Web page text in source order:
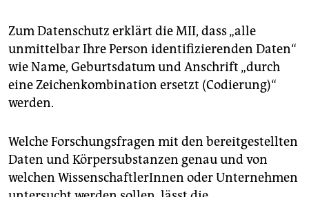
Zum Datenschutz erklärt die MII, dass „alle
unmittelbar Ihre Person identifizierenden Daten“
wie Name, Geburtsdatum und Anschrift „durch
eine Zeichenkombination ersetzt (Codierung)“
werden.
Welche Forschungsfragen mit den bereitgestellten
Daten und Körpersubstanzen genau und von
welchen WissenschaftlerInnen oder Unternehmen